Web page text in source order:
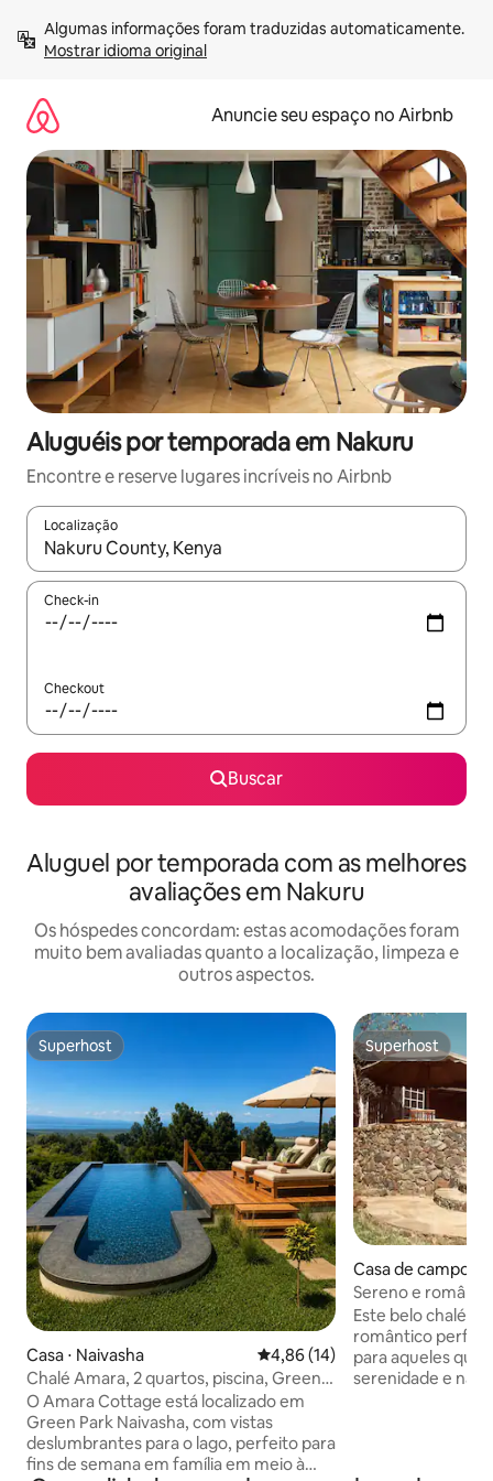
para
Mostrar idioma original
Anuncie seu espaço no Airbnb
Aluguéis por temporada em Nakuru
Encontre e reserve lugares incríveis no Airbnb
Localização
Quando os resultados estiverem disponíveis, explore-os
Check-in
Checkout
Buscar
Aluguel por temporada com as melhores
avaliações em Nakuru
Os hóspedes concordam: estas acomodações foram
muito bem avaliadas quanto a localização, limpeza e
outros aspectos.
Superhost
Superhost
Casa ⋅ Naivasha 4,86 de uma avaliação média
4,86 (14)
Chalé Amara, 2 quartos, piscina, Green
Park Naivasha
O Amara Cottage está localizado em
Green Park Naivasha, com vistas
deslumbrantes para o lago, perfeito para
fins de semana em família em meio à
Superhost
Superhost
Casa de campo ⋅
Sereno e
lago Naivasha
Este belo chalé
romântico
para aqueles que
serenidade e